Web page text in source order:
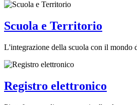
Scuola e Territorio
L'integrazione della scuola con il mondo
Registro elettronico